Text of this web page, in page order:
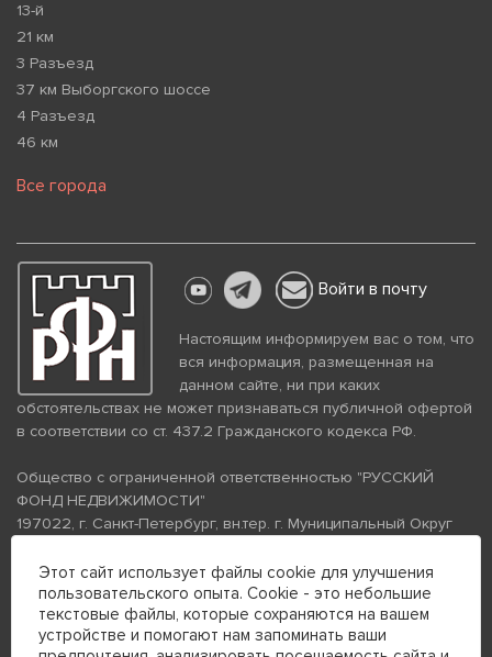
13-й
21 км
3 Разъезд
37 км Выборгского шоссе
4 Разъезд
46 км
Все города
Войти в почту
Настоящим информируем вас о том, что
вся информация, размещенная на
данном сайте, ни при каких
обстоятельствах не может признаваться публичной офертой
в соответствии со ст. 437.2 Гражданского кодекса РФ.
Общество с ограниченной ответственностью "РУССКИЙ
ФОНД НЕДВИЖИМОСТИ"
197022, г. Санкт-Петербург, вн.тер. г. Муниципальный Округ
помещение 26Н, комната 103
ИНН 7813672570 КПП 781301001 ОГРН 1237800058870
Политика конфиденциальности
Политика обработки
персональных данных
Этот сайт использует файлы cookie для улучшения
пользовательского опыта. Cookie - это небольшие
текстовые файлы, которые сохраняются на вашем
устройстве и помогают нам запоминать ваши